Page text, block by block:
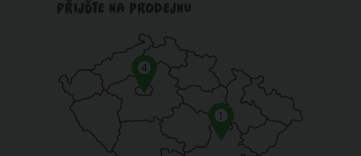
PŘIJĎTE NA PRODEJNU
1
4